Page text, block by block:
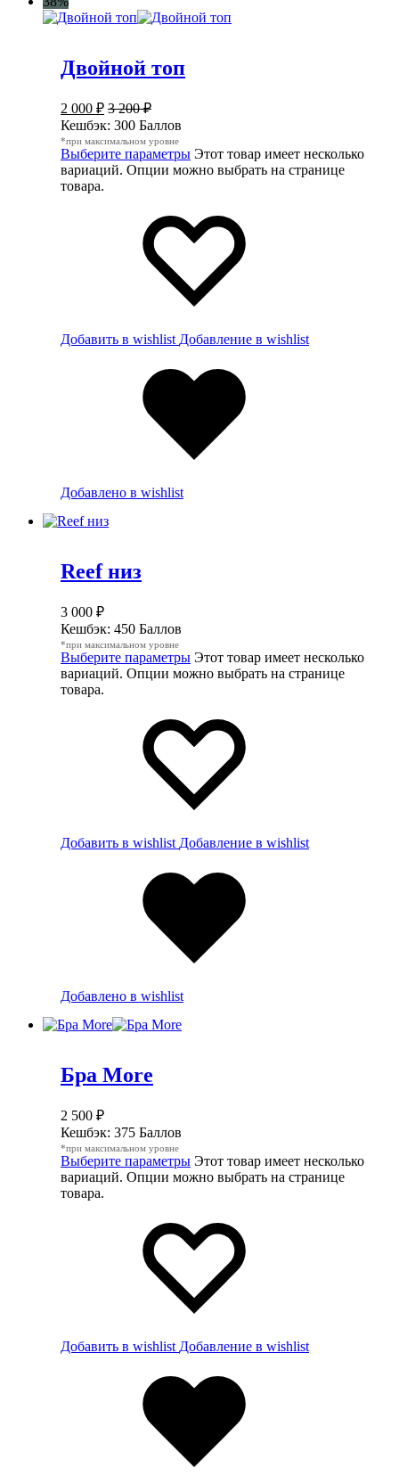
Двойной топ
2 000 ₽ 3 200₽
Кешбэк: 300 Баллов
*при максимальном уровне
Выберите параметры Этот товар имеет несколько
вариаций. Опции можно выбрать на странице
товара.
Добавить в wishlist Добавление в wishlist
Добавлено в wishlist
Reef низ
3 000 ₽
Кешбэк: 450 Баллов
*при максимальном уровне
Выберите параметры Этот товар имеет несколько
вариаций. Опции можно выбрать на странице
товара.
Добавить в wishlist Добавление в wishlist
Добавлено в wishlist
Бра More
2 500 ₽
Кешбэк: 375 Баллов
*при максимальном уровне
Выберите параметры Этот товар имеет несколько
вариаций. Опции можно выбрать на странице
товара.
Добавить в wishlist Добавление в wishlist